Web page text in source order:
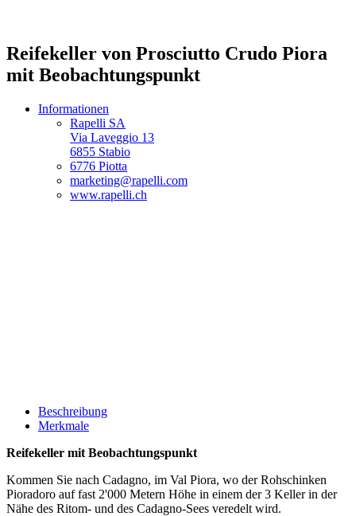
Reifekeller von Prosciutto Crudo Piora
mit Beobachtungspunkt
Informationen
Rapelli SA
Via Laveggio 13
6855 Stabio
6776 Piotta
marketing@rapelli.com
www.rapelli.ch
Beschreibung
Merkmale
Reifekeller mit Beobachtungspunkt
Kommen Sie nach Cadagno, im Val Piora, wo der Rohschinken
Pioradoro auf fast 2'000 Metern Höhe in einem der 3 Keller in der
Nähe des Ritom- und des Cadagno-Sees veredelt wird.